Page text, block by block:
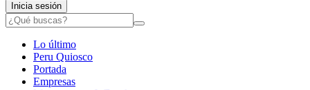
Inicia sesión
Lo último
Peru Quiosco
Portada
Empresas